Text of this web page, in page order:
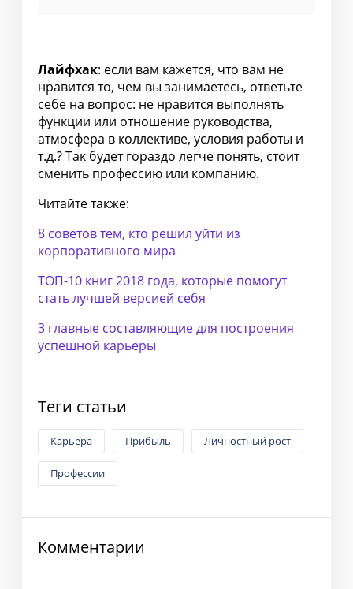
Лайфхак: если вам кажется, что вам не
нравится то, чем вы занимаетесь, ответьте
себе на вопрос: не нравится выполнять
функции или отношение руководства,
атмосфера в коллективе, условия работы и
т.д.? Так будет гораздо легче понять, стоит
сменить профессию или компанию.⠀
Читайте также:
8 советов тем, кто решил уйти из
корпоративного мира
ТОП-10 книг 2018 года, которые помогут
стать лучшей версией себя
3 главные составляющие для построения
успешной карьеры
Теги статьи
Карьера Прибыль Личностный рост
Профессии
Комментарии